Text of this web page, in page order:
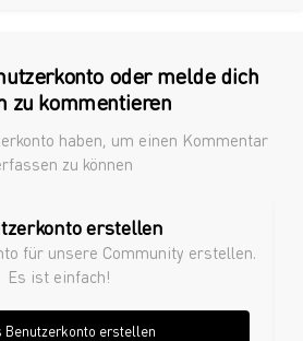
oder melde dich
zu kommentieren
haben, um einen Kommentar
zu können
erstellen
für unsere Community erstellen.
Es ist einfach!
Benutzerkonto erstellen